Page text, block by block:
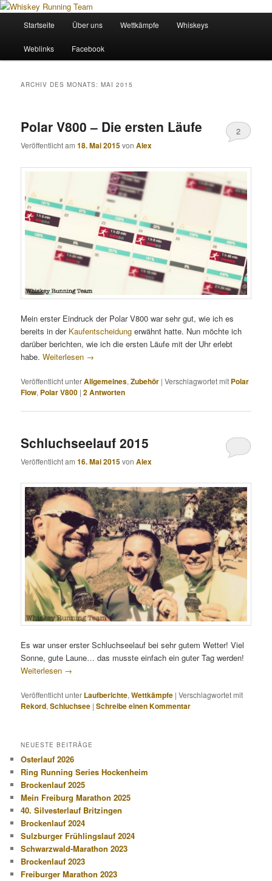
Zum
springen
Zum
springenWhiskey Running Team
Wir sind das Whiskey Running Team
Startseite Über uns Wettkämpfe Whiskeys
Weblinks Facebook
ARCHIV DES MONATS:MAI 2015
Polar V800 – Die ersten Läufe
Veröffentlicht am18. Mai 2015vonAlex
2
Mein erster Eindruck der Polar V800 war sehr gut, wie ich es
bereits in der Kaufentscheidung erwähnt hatte. Nun möchte ich
darüber berichten, wie ich die ersten Läufe mit der Uhr erlebt
habe.Weiterlesen →
Veröffentlicht unterAllgemeines,Zubehör |Verschlagwortet mit Polar
Flow, Polar V800 |2Antworten
Schluchseelauf 2015
Veröffentlicht am16. Mai 2015vonAlex
Es war unser erster Schluchseelauf bei sehr gutem Wetter! Viel
Sonne, gute Laune… das musste einfach ein guter Tag werden!
Weiterlesen →
Veröffentlicht unter Laufberichte,Wettkämpfe |Verschlagwortet mit
Rekord,Schluchsee |Schreibe einen Kommentar
NEUESTE BEITRÄGE
Osterlauf 2026
Ring Running Series Hockenheim
Brockenlauf 2025
Mein Freiburg Marathon 2025
40. Silvesterlauf Britzingen
Brockenlauf 2024
Sulzburger Frühlingslauf 2024
Schwarzwald-Marathon 2023
Brockenlauf 2023
Freiburger Marathon 2023